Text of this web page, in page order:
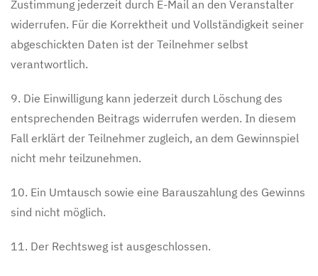
Zustimmung jederzeit durch E-Mail an den Veranstalter
widerrufen. Für die Korrektheit und Vollständigkeit seiner
abgeschickten Daten ist der Teilnehmer selbst
verantwortlich.
9. Die Einwilligung kann jederzeit durch Löschung des
entsprechenden Beitrags widerrufen werden. In diesem
Fall erklärt der Teilnehmer zugleich, an dem Gewinnspiel
nicht mehr teilzunehmen.
10. Ein Umtausch sowie eine Barauszahlung des Gewinns
sind nicht möglich.
11. Der Rechtsweg ist ausgeschlossen.